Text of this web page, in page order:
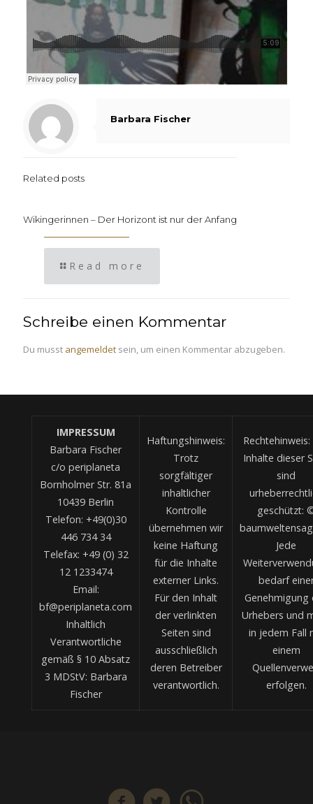
Barbara Fischer
Related posts
Wikingerinnen – Der Horizont ist nur der Anfang
Read more
Schreibe einen Kommentar
Du musst angemeldet sein, um einen Kommentar abzugeben.
IMPRESSUM
Barbara Fischer
c/o periplaneta
Bornholmer Str. 81a
10439 Berlin
Telefon: +49(0)30
446 734 34
Telefax: +49 (0) 32
12 1233474
Email:
bf@periplaneta.com
Inhaltlich
Verantwortliche
gemäß § 10 Absatz
3 MDStV: Barbara
Fischer
Haftungshinweis:
Trotz
sorgfältiger
inhaltlicher
Kontrolle
übernehmen wir
keine Haftung
für die Inhalte
externer Links.
Für den Inhalt
der verlinkten
Seiten sind
ausschließlich
deren Betreiber
verantwortlich.
Rechtehinweis:
Inhalte dieser
sind
geschützt:
Jede
bedarf
Genehmigung
Urhebers und
in jedem Fall
einem
erfolgen.